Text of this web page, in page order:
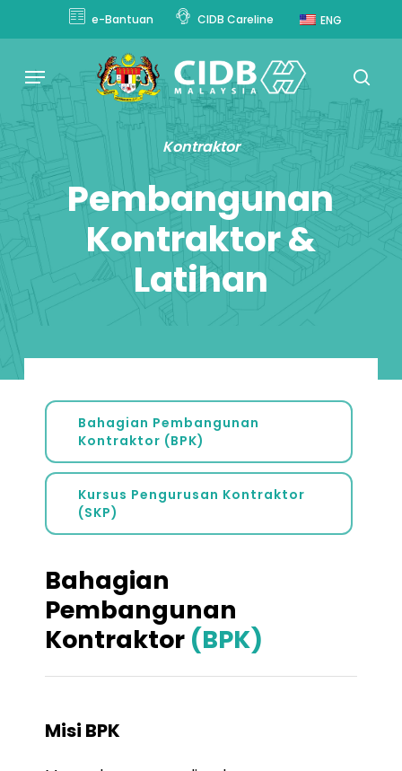
content
e-Bantuan CIDB Careline ENG
Menu
Kontraktor
Pembangunan
Kontraktor &
Latihan
Bahagian Pembangunan
Kontraktor (BPK)
Kursus Pengurusan Kontraktor
(SKP)
Bahagian
Pembangunan
Kontraktor (BPK)
Misi BPK